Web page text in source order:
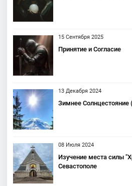
15 Сентября 2025
Принятие и Согласие
13 Декабря 2024
Зимнее Солнцестояние
08 Июля 2024
Изучение места силы
Севастополе